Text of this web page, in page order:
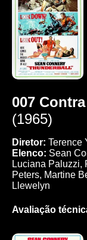
007
(1965)
Diretor: Terence
Elenco: Sean
Luciana Paluzzi,
Peters, Martine
Llewelyn
Avaliação